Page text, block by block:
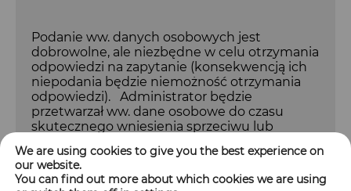
Podanie ww. danych osobowych jest
dobrowolne, ale niezbędne w celu otrzymania
odpowiedzi na zapytanie (konsekwencją ich
niepodania będzie niemożność otrzymania
odpowiedzi). Administrator będzie
przetwarzał ww. dane osobowe do czasu
skutecznego wniesienia sprzeciwu lub
od tego, które z wymienionych zdarzeń
nastąpi wcześniej).
We are using cookies to give you the best experience on
our website.
You can find out more about which cookies we are using